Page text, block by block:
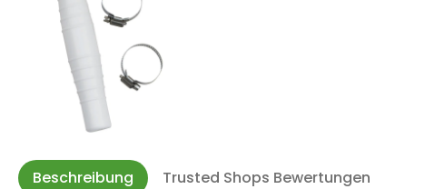
Beschreibung Trusted Shops Bewertungen